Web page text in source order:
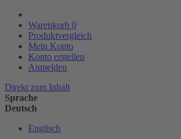
Warenkorb 0
Produktvergleich
Mein Konto
Konto erstellen
Anmelden
Direkt zum Inhalt
Sprache
Deutsch
Englisch